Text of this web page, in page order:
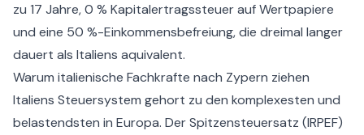
zu 17 Jahre, 0 % Kapitalertragssteuer auf Wertpapiere
und eine 50 %-Einkommensbefreiung, die dreimal langer
dauert als Italiens aquivalent.
Warum italienische Fachkrafte nach Zypern ziehen
Italiens Steuersystem gehort zu den komplexesten und
belastendsten in Europa. Der Spitzensteuersatz (IRPEF)